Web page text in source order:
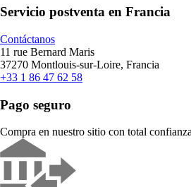
Servicio postventa en Francia
Contáctanos
11 rue Bernard Maris
37270 Montlouis-sur-Loire, Francia
+33 1 86 47 62 58
Pago seguro
Compra en nuestro sitio con total